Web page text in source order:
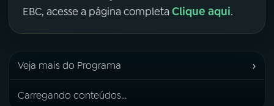
EBC, acesse a página completa Clique aqui.
Veja mais do Programa ›
Carregando conteúdos...